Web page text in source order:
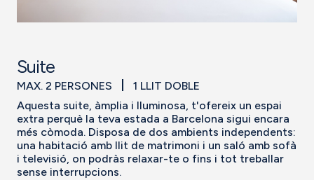
Suite
Aquesta suite, àmplia i lluminosa, t'ofereix un espai
extra perquè la teva estada a Barcelona sigui encara
més còmoda. Disposa de dos ambients independents:
una habitació amb llit de matrimoni i un saló amb sofà
i televisió, on podràs relaxar-te o fins i tot treballar
sense interrupcions.
MAX. 2 PERSONES 1 LLIT DOBLE